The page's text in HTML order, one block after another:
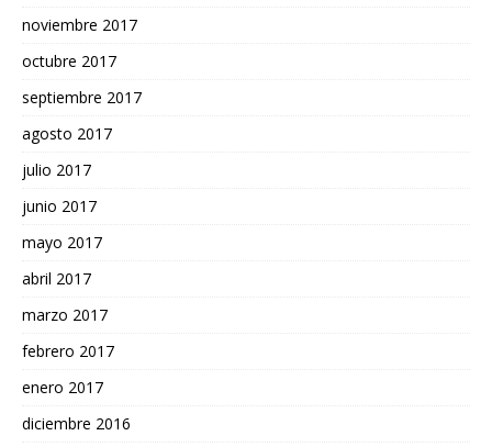
noviembre 2017
octubre 2017
septiembre 2017
agosto 2017
julio 2017
junio 2017
mayo 2017
abril 2017
marzo 2017
febrero 2017
enero 2017
diciembre 2016